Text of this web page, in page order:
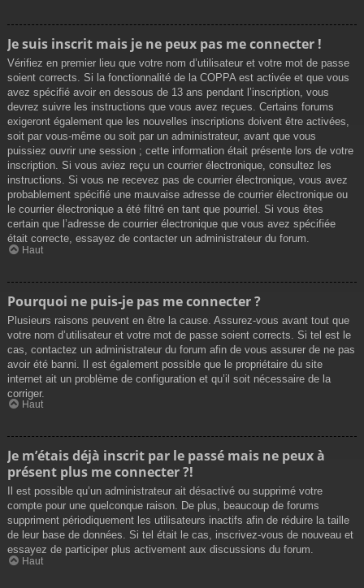
Je suis inscrit mais je ne peux pas me connecter !
Vérifiez en premier lieu que votre nom d’utilisateur et votre mot de passe
soient corrects. Si la fonctionnalité de la COPPA est activée et que vous
avez spécifié avoir en dessous de 13 ans pendant l’inscription, vous
devrez suivre les instructions que vous avez reçues. Certains forums
exigeront également que les nouvelles inscriptions doivent être activées,
soit par vous-même ou soit par un administrateur, avant que vous
puissiez ouvrir une session ; cette information était présente lors de votre
inscription. Si vous aviez reçu un courrier électronique, consultez les
instructions. Si vous ne recevez pas de courrier électronique, vous avez
probablement spécifié une mauvaise adresse de courrier électronique ou
le courrier électronique a été filtré en tant que pourriel. Si vous êtes
certain que l’adresse de courrier électronique que vous avez spécifiée
était correcte, essayez de contacter un administrateur du forum.
Haut
Pourquoi ne puis-je pas me connecter ?
Plusieurs raisons peuvent en être la cause. Assurez-vous avant tout que
votre nom d’utilisateur et votre mot de passe soient corrects. Si tel est le
cas, contactez un administrateur du forum afin de vous assurer de ne pas
avoir été banni. Il est également possible que le propriétaire du site
internet ait un problème de configuration et qu’il soit nécessaire de la
corriger.
Haut
Je m’étais déjà inscrit par le passé mais ne peux à
présent plus me connecter ?!
Il est possible qu’un administrateur ait désactivé ou supprimé votre
compte pour une quelconque raison. De plus, beaucoup de forums
suppriment périodiquement les utilisateurs inactifs afin de réduire la taille
de leur base de données. Si tel était le cas, inscrivez-vous de nouveau et
essayez de participer plus activement aux discussions du forum.
Haut